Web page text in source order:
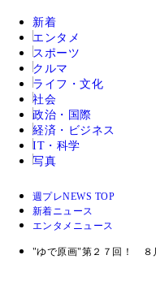
新着
エンタメ
スポーツ
クルマ
ライフ・文化
社会
政治・国際
経済・ビジネス
IT・科学
写真
週プレNEWS TOP
新着ニュース
エンタメニュース
"ゆで原画"第２７回！ ８